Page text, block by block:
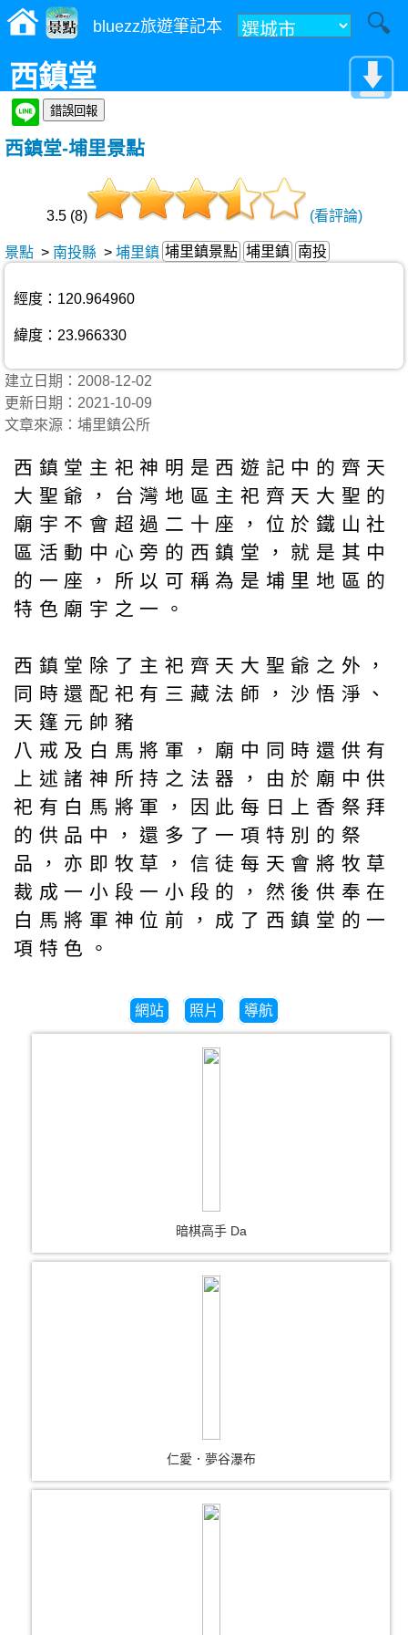
bluezz旅遊筆記本
西鎮堂
西鎮堂-埔里景點
3.5 (8) (看評論)
景點 > 南投縣 > 埔里鎮 埔里鎮景點 埔里鎮 南投
經度：120.964960
緯度：23.966330
建立日期：2008-12-02
更新日期：2021-10-09
文章來源：埔里鎮公所
西鎮堂主祀神明是西遊記中的齊天
大聖爺，台灣地區主祀齊天大聖的
廟宇不會超過二十座，位於鐵山社
區活動中心旁的西鎮堂，就是其中
的一座，所以可稱為是埔里地區的
特色廟宇之一。
西鎮堂除了主祀齊天大聖爺之外，
同時還配祀有三藏法師，沙悟淨、
天篷元帥豬
八戒及白馬將軍，廟中同時還供有
上述諸神所持之法器，由於廟中供
祀有白馬將軍，因此每日上香祭拜
的供品中，還多了一項特別的祭
品，亦即牧草，信徒每天會將牧草
裁成一小段一小段的，然後供奉在
白馬將軍神位前，成了西鎮堂的一
項特色。
網站 照片 導航
暗棋高手 Da
仁愛．夢谷瀑布